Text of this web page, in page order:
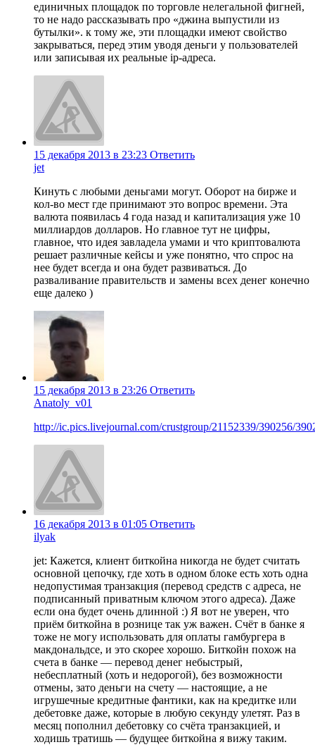
единичных площадок по торговле нелегальной фигней,
то не надо рассказывать про «джина выпустили из
бутылки». к тому же, эти площадки имеют свойство
закрываться, перед этим уводя деньги у пользователей
или записывая их реальные ip-адреса.
15 декабря 2013 в 23:23 Ответить
jet
Кинуть с любыми деньгами могут. Оборот на бирже и
кол-во мест где принимают это вопрос времени. Эта
валюта появилась 4 года назад и капитализация уже 10
миллиардов долларов. Но главное тут не цифры,
главное, что идея завладела умами и что криптовалюта
решает различные кейсы и уже понятно, что спрос на
нее будет всегда и она будет развиваться. До
разваливание правительств и замены всех денег конечно
еще далеко )
15 декабря 2013 в 23:26 Ответить
Anatoly_v01
http://ic.pics.livejournal.com/crustgroup/21152339/390256/
16 декабря 2013 в 01:05 Ответить
ilyak
jet: Кажется, клиент биткойна никогда не будет считать
основной цепочку, где хоть в одном блоке есть хоть одна
недопустимая транзакция (перевод средств с адреса, не
подписанный приватным ключом этого адреса). Даже
если она будет очень длинной :) Я вот не уверен, что
приём биткойна в рознице так уж важен. Счёт в банке я
тоже не могу использовать для оплаты гамбургера в
макдональдсе, и это скорее хорошо. Биткойн похож на
счета в банке — перевод денег небыстрый,
небесплатный (хоть и недорогой), без возможности
отмены, зато деньги на счету — настоящие, а не
игрушечные кредитные фантики, как на кредитке или
дебетовке даже, которые в любую секунду улетят. Раз в
месяц пополнил дебетовку со счёта транзакцией, и
ходишь тратишь — будущее биткойна я вижу таким.